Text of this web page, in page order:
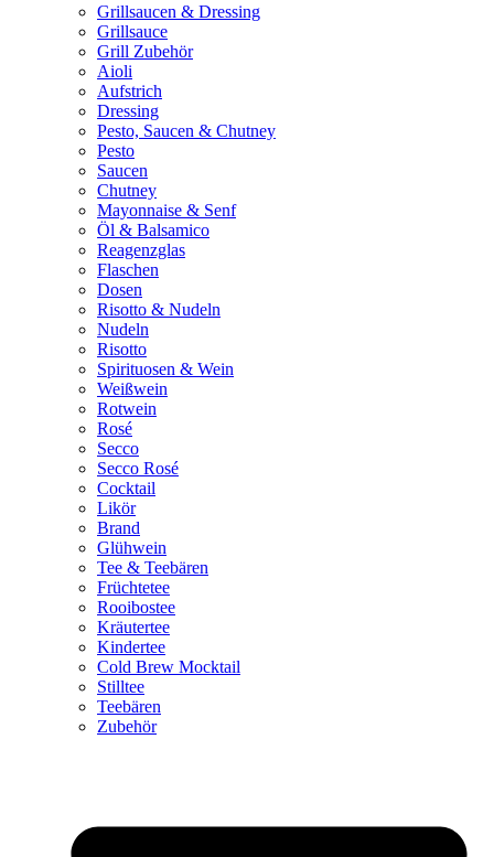
Grillsaucen & Dressing
Grillsauce
Grill Zubehör
Aioli
Aufstrich
Dressing
Pesto, Saucen & Chutney
Pesto
Saucen
Chutney
Mayonnaise & Senf
Öl & Balsamico
Reagenzglas
Flaschen
Dosen
Risotto & Nudeln
Nudeln
Risotto
Spirituosen & Wein
Weißwein
Rotwein
Rosé
Secco
Secco Rosé
Cocktail
Likör
Brand
Glühwein
Tee & Teebären
Früchtetee
Rooibostee
Kräutertee
Kindertee
Cold Brew Mocktail
Stilltee
Teebären
Zubehör